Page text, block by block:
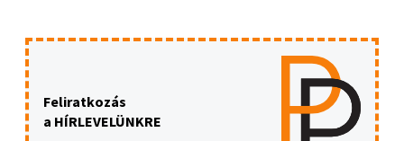
Feliratkozás
a HÍRLEVELÜNKRE